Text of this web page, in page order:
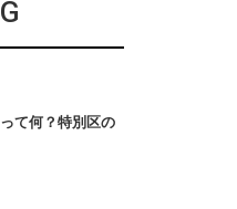
って何？特別区の